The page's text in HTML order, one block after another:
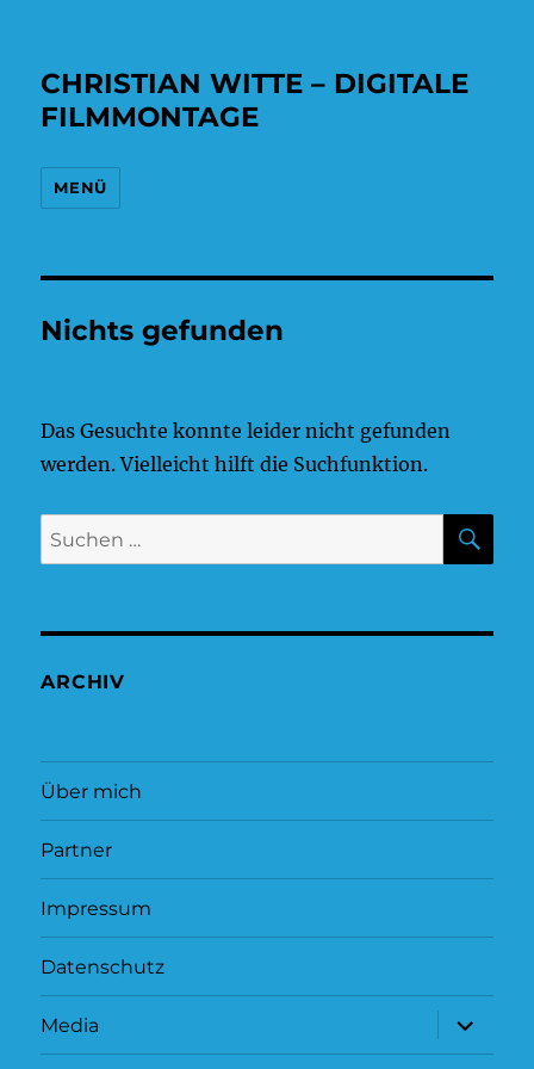
CHRISTIAN WITTE – DIGITALE
FILMMONTAGE
MENÜ
Nichts gefunden
Das Gesuchte konnte leider nicht gefunden
werden. Vielleicht hilft die Suchfunktion.
Suchen
nach:
ARCHIV
Über mich
Partner
Impressum
Datenschutz
Media
öffnen